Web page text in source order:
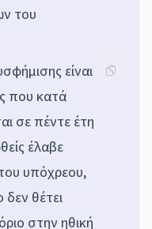
του
είναι
που κατά
σε πέντε έτη
έλαβε
υπόχρεου,
δεν θέτει
στην ηθική